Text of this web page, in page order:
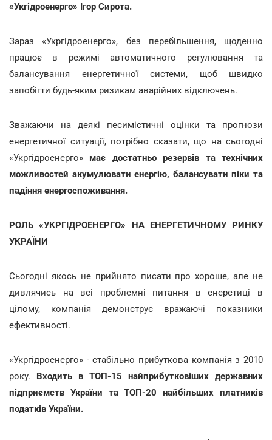
«Укгідроенерго» Ігор Сирота.
Зараз «Укргідроенерго», без перебільшення, щоденно
працює в режимі автоматичного регулювання та
балансування енергетичної системи, щоб швидко
запобігти будь-яким ризикам аварійних відключень.
Зважаючи на деякі песимістичні оцінки та прогнози
енергетичної ситуації, потрібно сказати, що на сьогодні
«Укргідроенерго» має достатньо резервів та технічних
можливостей акумулювати енергію, балансувати піки та
падіння енергоспоживання.
РОЛЬ «УКРГІДРОЕНЕРГО» НА ЕНЕРГЕТИЧНОМУ РИНКУ
УКРАЇНИ
Сьогодні якось не прийнято писати про хороше, але не
дивлячись на всі проблемні питання в енеретиці в
цілому, компанія демонструє вражаючі показники
ефективності.
«Укргідроенерго» - стабільно прибуткова компанія з 2010
року. Входить в ТОП-15 найприбутковіших державних
підприємств України та ТОП-20 найбільших платників
податків України.